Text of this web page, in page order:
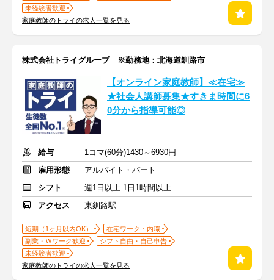
未経験者歓迎
家庭教師のトライの求人一覧を見る
株式会社トライグループ ※勤務地：北海道釧路市
【オンライン家庭教師】≪在宅≫
★社会人講師募集★すきま時間に6
0分から指導可能◎
給与
1コマ(60分)1430～6930円
雇用形態
アルバイト・パート
シフト
週1日以上 1日1時間以上
アクセス
東釧路駅
短期（1ヶ月以内OK）
在宅ワーク・内職
副業・Ｗワーク歓迎
シフト自由・自己申告
未経験者歓迎
家庭教師のトライの求人一覧を見る